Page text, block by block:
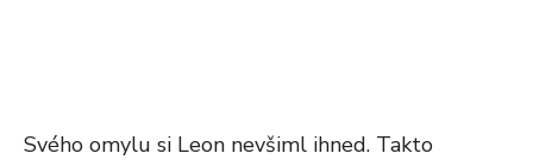
Svého omylu si Leon nevšiml ihned. Takto